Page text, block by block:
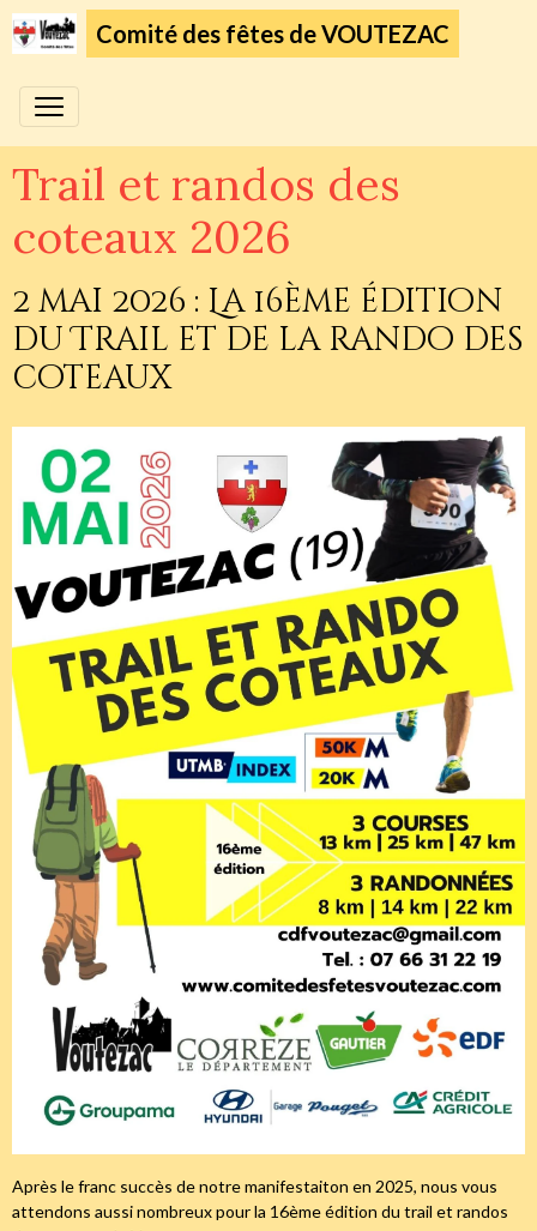
Comité des fêtes de VOUTEZAC
Trail et randos des
coteaux 2026
2 mai 2026 : La 16ème édition
du Trail et de la rando des
coteaux
Après le franc succès de notre manifestaiton en 2025, nous vous
attendons aussi nombreux pour la 16ème édition du trail et randos